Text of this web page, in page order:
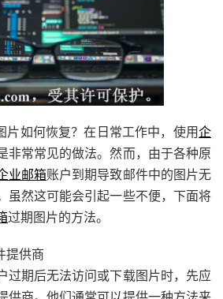
片如何恢复？在日常工作中，使用企
非常常见的做法。然而，由于各种原
业邮箱账户到期导致邮件中的图片无
虽然这可能会引起一些不便，下面将
过期图片的方法。
提供商
过期后无法访问或下载图片时，先应